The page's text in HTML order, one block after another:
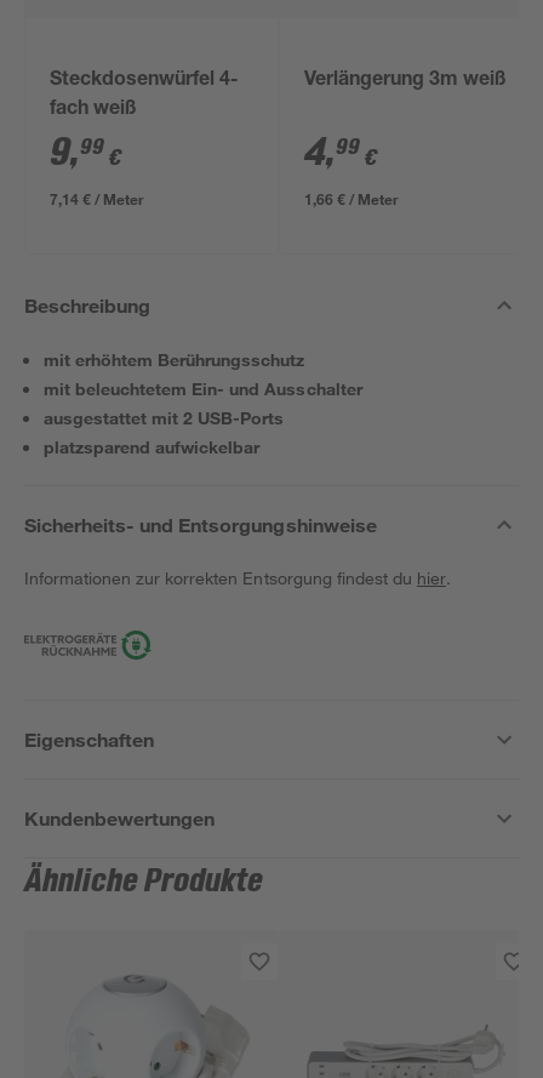
Steckdosenwürfel 4-
fach weiß
9,99 €
7,14 € / Meter
Verlängerung 3m weiß
4,99 €
1,66 € / Meter
Beschreibung
mit erhöhtem Berührungsschutz
mit beleuchtetem Ein- und Ausschalter
ausgestattet mit 2 USB-Ports
platzsparend aufwickelbar
Sicherheits- und Entsorgungshinweise
Informationen zur korrekten Entsorgung findest du hier.
Eigenschaften
Kundenbewertungen
Ähnliche Produkte